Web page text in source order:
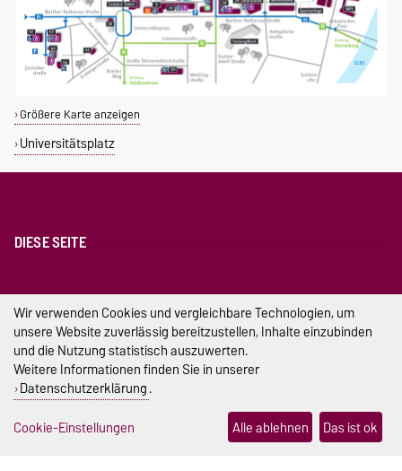
Größere Karte anzeigen
Universitätsplatz
DIESE SEITE
Permalink
Impressum
Datenschutz
Cookie-Einstellungen
Wir verwenden Cookies und vergleichbare Technologien, um
unsere Website zuverlässig bereitzustellen, Inhalte einzubinden
und die Nutzung statistisch auszuwerten.
Weitere Informationen finden Sie in unserer
Datenschutzerklärung.
Cookie-Einstellungen
Alle ablehnen Das ist ok